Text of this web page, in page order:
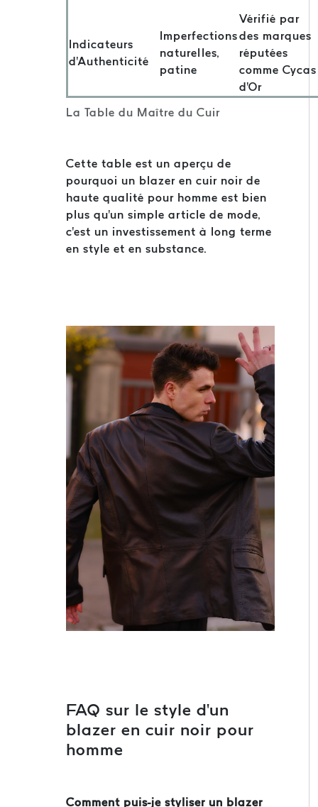
La Table du Maître du Cuir
Indicateurs
d'Authenticité
Imperfections
naturelles,
patine
Vérifié par
des marques
réputées
comme Cycas
d'Or
Cette table est un aperçu de
pourquoi un blazer en cuir noir de
haute qualité pour homme est bien
plus qu'un simple article de mode,
c'est un investissement à long terme
en style et en substance.
FAQ sur le style d'un
blazer en cuir noir pour
homme
Comment puis-je styliser un blazer